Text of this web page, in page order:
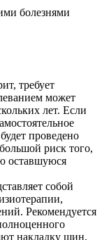
болезнями
требует
может
лет. Если
проведено
риск того,
оставшуюся
собой
Рекомендуется
накладку шин,